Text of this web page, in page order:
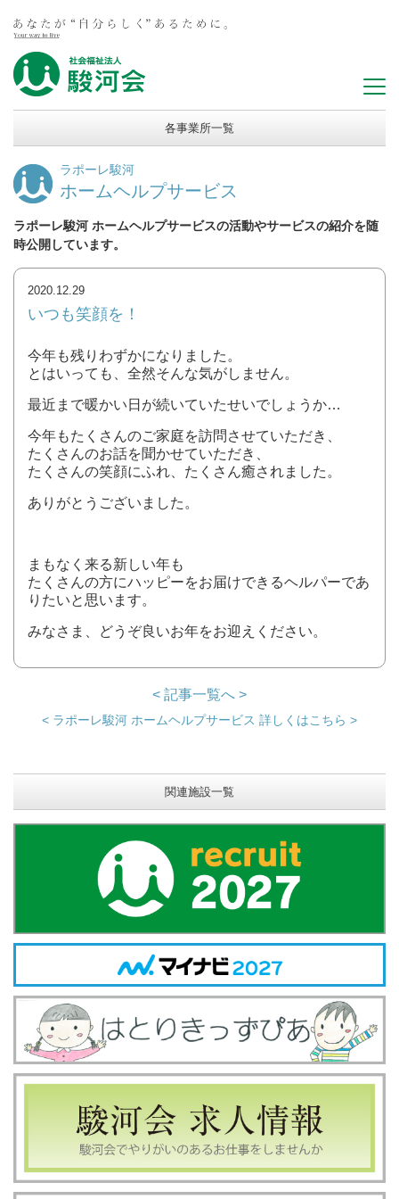
各事業所一覧
ラポーレ駿河
ホームヘルプサービス
ラポーレ駿河 ホームヘルプサービスの活動やサービスの紹介を随
時公開しています。
2020.12.29
いつも笑顔を！
今年も残りわずかになりました。
とはいっても、全然そんな気がしません。
最近まで暖かい日が続いていたせいでしょうか…
今年もたくさんのご家庭を訪問させていただき、
たくさんのお話を聞かせていただき、
たくさんの笑顔にふれ、たくさん癒されました。
ありがとうございました。
まもなく来る新しい年も
たくさんの方にハッピーをお届けできるヘルパーであ
りたいと思います。
みなさま、どうぞ良いお年をお迎えください。
< 記事一覧へ >
< ラポーレ駿河 ホームヘルプサービス 詳しくはこちら >
関連施設一覧